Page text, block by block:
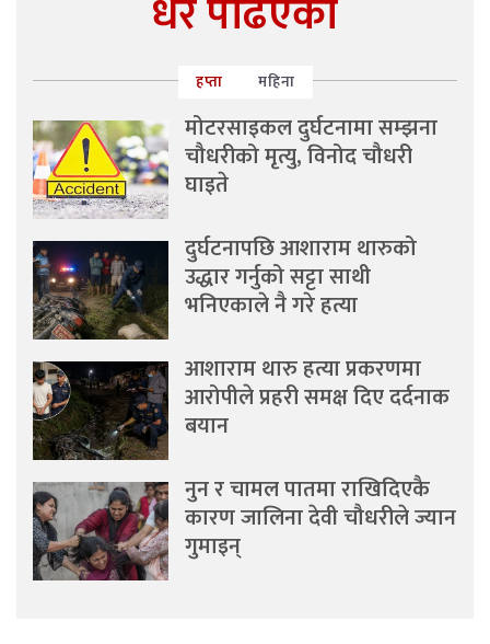
धेरै पढिएको
हप्ता महिना
मोटरसाइकल दुर्घटनामा सम्झना
चौधरीको मृत्यु, विनोद चौधरी
घाइते
दुर्घटनापछि आशाराम थारुको
उद्धार गर्नुको सट्टा साथी
भनिएकाले नै गरे हत्या
आशाराम थारु हत्या प्रकरणमा
आरोपीले प्रहरी समक्ष दिए दर्दनाक
बयान
नुन र चामल पातमा राखिदिएकै
कारण जालिना देवी चौधरीले ज्यान
गुमाइन्